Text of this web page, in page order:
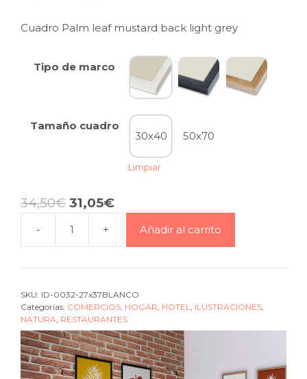
Cuadro Palm leaf mustard back light grey
Tipo de marco
Tamaño cuadro
30x40 50x70
Limpiar
34,50€ 31,05€
-
Cuadro
Palm
leaf
back
light
grey
cantidad
+ Añadir al carrito
SKU: ID-0032-27x37BLANCO
Categorías: COMERCIOS HOGAR HOTEL ILUSTRACIONES
NATURA RESTAURANTES